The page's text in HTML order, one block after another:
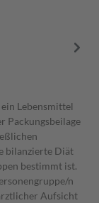
Lebensmittel
Packungsbeilage
bilanzierte Diät
bestimmt ist.
n
Aufsicht